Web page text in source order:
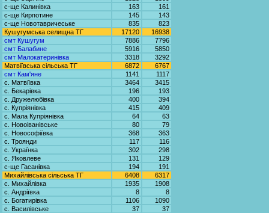
с-ще Калинівка
163
161
с-ще Кирпотине
145
143
с-ще Новотавричеське
835
823
Кушугумська селищна ТГ
17120
16938
смт Кушугум
7886
7796
смт Балабине
5916
5850
смт Малокатеринівка
3318
3292
Матвіївська сільська ТГ
6872
6767
смт Кам'яне
1141
1117
с. Матвіївка
3464
3415
с. Бекарівка
196
193
с. Дружелюбівка
400
394
с. Купріянівка
415
409
с. Мала Купріянівка
64
63
с. Новоіванівське
80
79
с. Новософіївка
368
363
с. Троянди
117
116
с. Українка
302
298
с. Яковлеве
131
129
с-ще Гасанівка
194
191
Михайлівська сільська ТГ
6408
6317
с. Михайлівка
1935
1908
с. Андріївка
8
8
с. Богатирівка
1106
1090
с. Василівське
37
37